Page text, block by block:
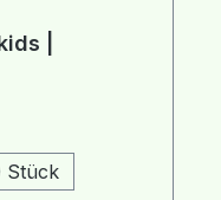
|
Stück